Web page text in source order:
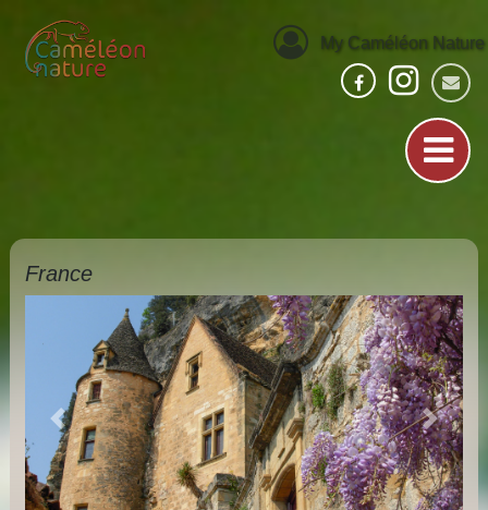
My Caméléon Nature
France
Previous Next